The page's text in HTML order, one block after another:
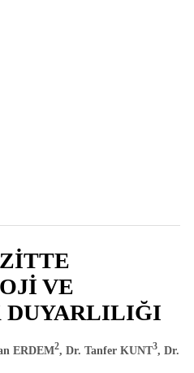
VE
ERDEM2, Dr. Tanfer KUNT3, Dr.